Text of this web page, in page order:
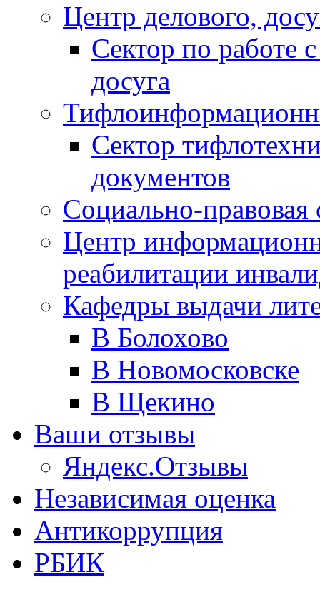
Центр делового,
Сектор по работе
досуга
Сектор
документов
Социально-правовая
Центр
реабилитации
Кафедры выдачи
В Болохово
В Новомосковске
В Щекино
Ваши отзывы
Яндекс.Отзывы
Независимая оценка
Антикоррупция
РБИК